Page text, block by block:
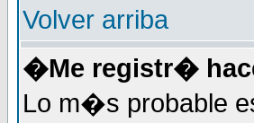
Volver arriba
�Me registr�
Lo m�s probable